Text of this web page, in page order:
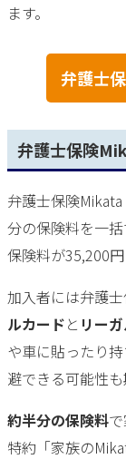
ます。
弁護士
弁護士保険
弁護士保険
分の保険料を一
保険料が35,200円
加入者には弁護
ルカードと リー
や車に貼ったり
避できる可能性も
約半分の保険料
特約「家族の